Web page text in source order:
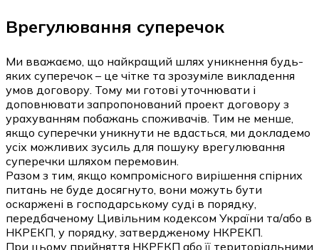
Врегулювання суперечок
Ми вважаємо, що найкращий шлях уникнення будь-
яких суперечок – це чітке та зрозуміле викладення
умов договору. Тому ми готові уточнювати і
доповнювати запропонований проект договору з
урахуванням побажань споживачів. Тим не менше,
якщо суперечки уникнути не вдасться, ми докладемо
усіх можливих зусиль для пошуку врегулювання
суперечки шляхом перемовин.
Разом з тим, якщо компромісного вирішення спірних
питань не буде досягнуто, вони можуть бути
оскаржені в господарському суді в порядку,
передбаченому Цивільним кодексом України та/або в
НКРЕКП, у порядку, затвердженому НКРЕКП.
При цьому прийняття НКРЕКП або її територіальними